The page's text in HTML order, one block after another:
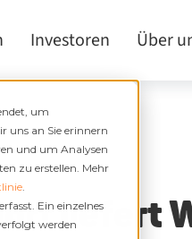
um
uns an Sie erinnern
und um Analysen
zu erstellen. Mehr
.
Ein einzelnes
werden
Investoren Über
liefert